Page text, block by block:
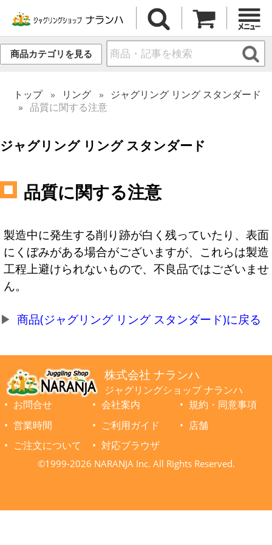
商品カテゴリを見る
トップ リング
ジャグリング リング スタンダード
品質に関する注意
ジャグリング リング スタンダード
品質に関する注意
製造中に発生する削り跡が白く残っていたり、表面
にくぼみがある場合がございますが、これらは製造
工程上避けられないもので、不良品ではございませ
ん。
商品(ジャグリング リング スタンダード)に戻る
株式会社 ナランハ
ジャグリングショップ ナランハ
お問合せ
会社案内
規約・同意事項
営業時間
ご利用ガイド
店舗
ご注文について
対応ブラウザ
©1999-2026 NARANJA Inc. All Rights Reserved.